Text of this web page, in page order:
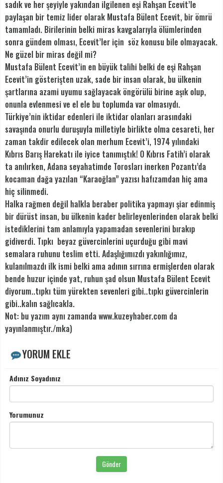
sadık ve her şeyiyle yakından ilgilenen eşi Rahşan Ecevit’le
paylaşan bir temiz lider olarak Mustafa Bülent Ecevit, bir ömrü
tamamladı. Birilerinin belki miras kavgalarıyla ölümlerinden
sonra gündem olması, Ecevit’ler için söz konusu bile olmayacak.
Ne güzel bir miras değil mi?
Mustafa Bülent Ecevit’in en büyük talihi belki de eşi Rahşan
Ecevit’in gösterişten uzak, sade bir insan olarak, bu ülkenin
şartlarına azami uyumu sağlayacak öngörülü birine aşık olup,
onunla evlenmesi ve el ele bu toplumda var olmasıydı.
Türkiye’nin iktidar edenleri ile iktidar olanları arasındaki
savaşında onurlu duruşuyla milletiyle birlikte olma cesareti, her
zaman takdir edilecek olan merhum Ecevit’i, 1974 yılındaki
Kıbrıs Barış Harekatı ile iyice tanımıştık! O Kıbrıs Fatih’i olarak
ta anılırken, Adana seyahatimde Torosları inerken Pozantı’da
kocaman dağa yazılan “Karaoğlan” yazısı hafızamdan hiç ama
hiç silinmedi.
Halka rağmen değil halkla beraber politika yapmayı şiar edinmiş
bir dürüst insan, bu ülkenin kader belirleyenlerinden olarak belki
istediklerini tam anlamıyla yapamadan sevenlerini bırakıp
gidiverdi. Tıpkı beyaz güvercinlerini uçurduğu gibi mavi
semalara ruhunu teslim etti. Adaşlığımızdı yakınlığımız,
kulanılmazdı ilk ismi belki ama adının sırrına ermişlerden olarak
bende huzur içinde yat, ruhun şad olsun Mustafa Bülent Ecevit
diyorum..tıpkı tüm yürekten sevenleri gibi..tıpkı güvercinlerin
gibi..kalın sağlıcakla.
Not: bu yazım aynı zamanda www.kuzeyhaber.com da
yayınlanmıştır./mka)
YORUM EKLE
Adınız Soyadınız
Yorumunuz
Gönder